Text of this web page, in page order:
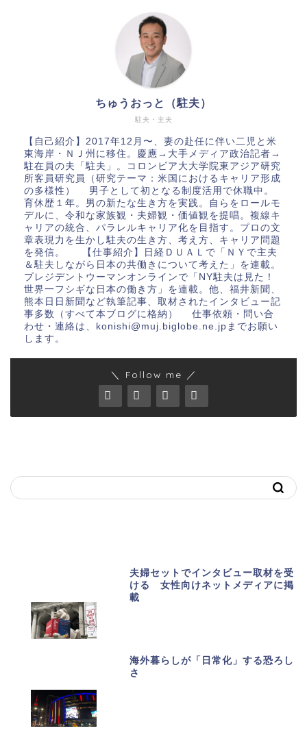
駐夫・主夫
ちゅうおっと（駐夫）
【自己紹介】2017年12月〜、妻の赴任に伴い二児と米
東海岸・ＮＪ州に移住。慶應→大手メディア政治記者→
駐在員の夫「駐夫」。コロンビア大大学院東アジア研究
所客員研究員（研究テーマ：米国におけるキャリア形成
の多様性） 男子として初となる制度活用で休職中。
育休歴１年。男の新たな生き方を実践。自らをロールモ
デルに、令和な家族観・夫婦観・価値観を提唱。複線キ
ャリアの統合、パラレルキャリア化を目指す。プロの文
章表現力を生かし駐夫の生き方、考え方、キャリア問題
を発信。 【仕事紹介】日経ＤＵＡＬで「ＮＹで主夫
＆駐夫しながら日本の共働きについて考えた」を連載。
プレジデントウーマンオンラインで「NY駐夫は見た！
世界一フシギな日本の働き方」を連載。他、福井新聞、
熊本日日新聞など執筆記事、取材されたインタビュー記
事多数（すべて本ブログに格納） 仕事依頼・問い合
わせ・連絡は、konishi@muj.biglobe.ne.jpまでお願い
します。
＼ Follow me ／
夫婦セットでインタビュー取材を受
ける 女性向けネットメディアに掲
載
海外暮らしが「日常化」する恐ろし
さ